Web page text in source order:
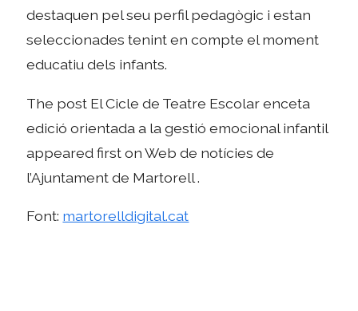
destaquen pel seu perfil pedagògic i estan
seleccionades tenint en compte el moment
educatiu dels infants.
The post El Cicle de Teatre Escolar enceta
edició orientada a la gestió emocional infantil
appeared first on Web de notícies de
l’Ajuntament de Martorell .
Font: martorelldigital.cat